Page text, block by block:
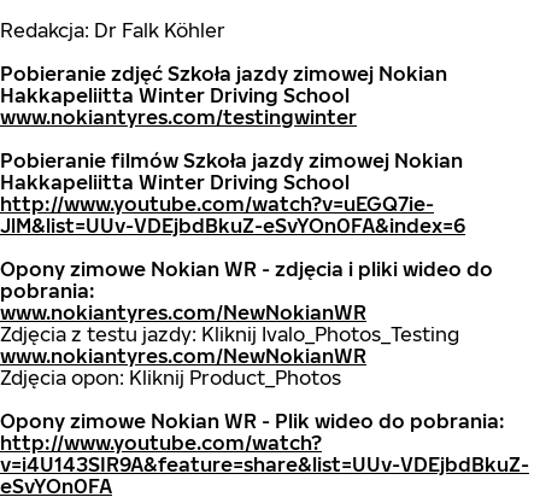
Redakcja: Dr Falk Köhler
Pobieranie zdjęć Szkoła jazdy zimowej Nokian
Hakkapeliitta Winter Driving School
www.nokiantyres.com/testingwinter
Pobieranie filmów Szkoła jazdy zimowej Nokian
Hakkapeliitta Winter Driving School
http://www.youtube.com/watch?v=uEGQ7ie-
JlM&list=UUv-VDEjbdBkuZ-eSvYOn0FA&index=6
Opony zimowe Nokian WR - zdjęcia i pliki wideo do
pobrania:
www.nokiantyres.com/NewNokianWR
Zdjęcia z testu jazdy: Kliknij Ivalo_Photos_Testing
www.nokiantyres.com/NewNokianWR
Zdjęcia opon: Kliknij Product_Photos
Opony zimowe Nokian WR - Plik wideo do pobrania:
http://www.youtube.com/watch?
v=i4U143SIR9A&feature=share&list=UUv-VDEjbdBkuZ-
eSvYOn0FA